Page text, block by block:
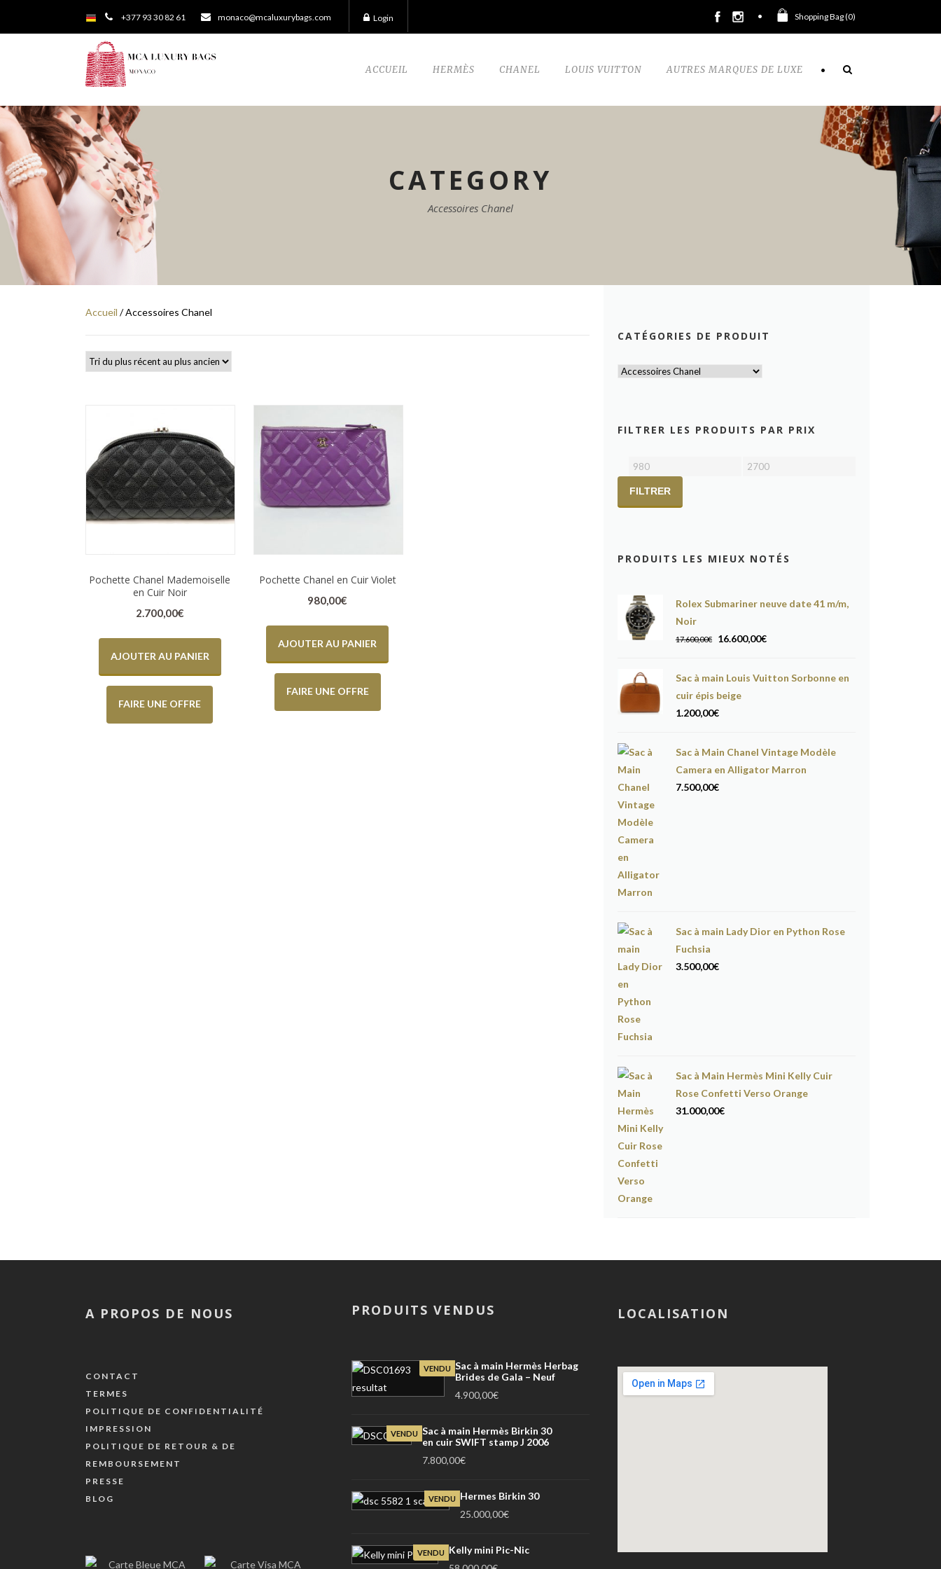
+377 93 30 82 61 monaco@mcaluxurybags.com Login Shopping Bag (0)
ACCUEIL HERMÈS CHANEL LOUIS VUITTON AUTRES MARQUES DE LUXE •
CATEGORY
Accessoires Chanel
Accueil / Accessoires Chanel
Pochette Chanel Mademoiselle
en Cuir Noir
2.700,00€
AJOUTER AU PANIER
FAIRE UNE OFFRE
Pochette Chanel en Cuir Violet
980,00€
AJOUTER AU PANIER
FAIRE UNE OFFRE
CATÉGORIES DE PRODUIT
FILTRER LES PRODUITS PAR PRIX
Prix
Prix
FILTRER
PRODUITS LES MIEUX NOTÉS
Rolex Submariner neuve date 41 m/m,
Noir
17.600,00€
Le
initial
était :
17.600,00€.
16.600,00€Le
actuel
Sac à main Louis Vuitton Sorbonne en
cuir épis beige
1.200,00€
Sac à Main Chanel Vintage Modèle
Camera en Alligator Marron
7.500,00€
Sac à main Lady Dior en Python Rose
Fuchsia
3.500,00€
Sac à Main Hermès Mini Kelly Cuir
Rose Confetti Verso Orange
31.000,00€
A PROPOS DE NOUS
CONTACT
TERMES
POLITIQUE DE CONFIDENTIALITÉ
IMPRESSION
POLITIQUE DE RETOUR & DE
REMBOURSEMENT
PRESSE
BLOG
PRODUITS VENDUS
VENDU Sac à main Hermès Herbag
Brides de Gala – Neuf
4.900,00€
VENDU Sac à main Hermès Birkin 30
en cuir SWIFT stamp J 2006
7.800,00€
VENDU
Hermes Birkin 30
25.000,00€
VENDU
Kelly mini Pic-Nic
LOCALISATION